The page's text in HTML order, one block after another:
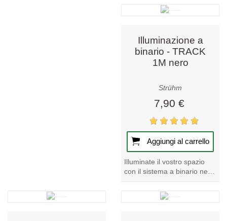
punti di forza della nostra
collezione...
Illuminazione a
binario - TRACK
1M nero
Strühm
7,90 €
Aggiungi al carrello
Illuminate il vostro spazio
con il sistema a binario nero
TRACK 1M, un pezzo forte
della nostra collezione di...